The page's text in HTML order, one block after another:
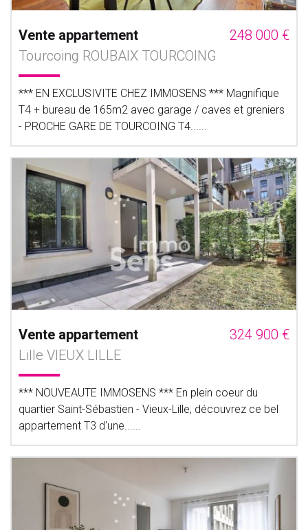
Vente appartement
248 000 €
Tourcoing ROUBAIX TOURCOING
*** EN EXCLUSIVITE CHEZ IMMOSENS *** Magnifique
T4 + bureau de 165m2 avec garage / caves et greniers
- PROCHE GARE DE TOURCOING T4......
Vente appartement
324 900 €
Lille VIEUX LILLE
*** NOUVEAUTE IMMOSENS *** En plein coeur du
quartier Saint-Sébastien - Vieux-Lille, découvrez ce bel
appartement T3 d'une......